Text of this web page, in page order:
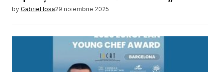
by Gabriel Iosa29 noiembrie 2025